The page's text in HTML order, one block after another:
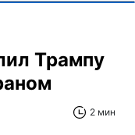
Трампу
2 мин